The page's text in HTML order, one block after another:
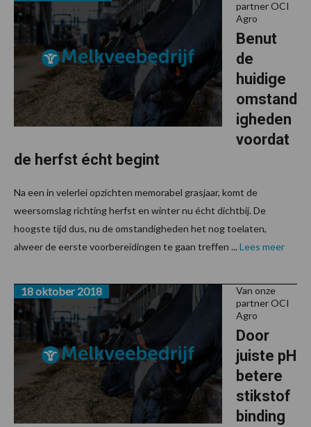
partner OCI
Agro
Benut
de
huidige
omstand
igheden
voordat
de herfst écht begint
Na een in velerlei opzichten memorabel grasjaar, komt de
weersomslag richting herfst en winter nu écht dichtbij. De
hoogste tijd dus, nu de omstandigheden het nog toelaten,
alweer de eerste voorbereidingen te gaan treffen ... Lees meer
Van onze
partner OCI
Agro
Door
juiste pH
betere
stikstof
binding
18 oktober 2018